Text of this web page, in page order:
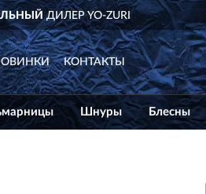
ДИЛЕР YO-ZURI
КОНТАКТЫ
Шнуры Блесны